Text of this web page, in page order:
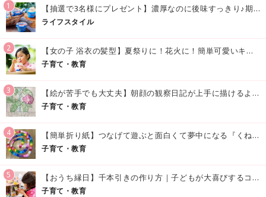
1 【抽選で3名様にプレゼント】濃厚なのに後味すっきり♪期間限定の「メイトーのなめらかプリン カルピス®入りソース」で夏を味わおう！
ライフスタイル
2 【女の子 浴衣の髪型】夏祭りに！花火に！簡単可愛いキッズの浴衣ヘアアレンジまとめ
子育て・教育
3 【絵が苦手でも大丈夫】朝顔の観察日記が上手に描けるようになる方法｜イラスト付き
子育て・教育
4 【簡単折り紙】つなげて遊ぶと面白くて夢中になる『くねくねへびさんの作り方』
子育て・教育
5 【おうち縁日】千本引きの作り方｜子どもが大喜びするコツやアイデア♪
子育て・教育